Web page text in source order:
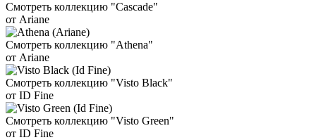
Смотреть коллекцию "Cascade"
от Ariane
Смотреть коллекцию "Athena"
от Ariane
Смотреть коллекцию "Visto Black"
от ID Fine
Смотреть коллекцию "Visto Green"
от ID Fine